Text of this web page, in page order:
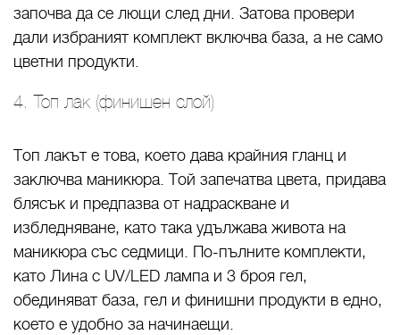
започва да се лющи след дни. Затова провери
дали избраният комплект включва база, а не само
цветни продукти.
4. Топ лак (финишен слой)
Топ лакът е това, което дава крайния гланц и
заключва маникюра. Той запечатва цвета, придава
блясък и предпазва от надраскване и
избледняване, като така удължава живота на
маникюра със седмици. По-пълните комплекти,
като Лина с UV/LED лампа и 3 броя гел,
обединяват база, гел и финишни продукти в едно,
което е удобно за начинаещи.